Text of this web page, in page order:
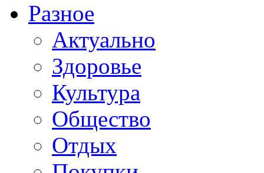
Разное
Актуально
Здоровье
Культура
Общество
Отдых